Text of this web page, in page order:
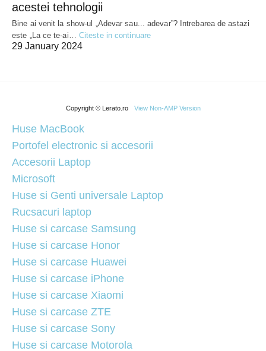
acestei tehnologii
Bine ai venit la show-ul „Adevar sau... adevar”? Intrebarea de astazi
este „La ce te-ai… Citeste in continuare
29 January 2024
Copyright © Lerato.ro View Non-AMP Version
Huse MacBook
Portofel electronic si accesorii
Accesorii Laptop
Microsoft
Huse si Genti universale Laptop
Rucsacuri laptop
Huse si carcase Samsung
Huse si carcase Honor
Huse si carcase Huawei
Huse si carcase iPhone
Huse si carcase Xiaomi
Huse si carcase ZTE
Huse si carcase Sony
Huse si carcase Motorola